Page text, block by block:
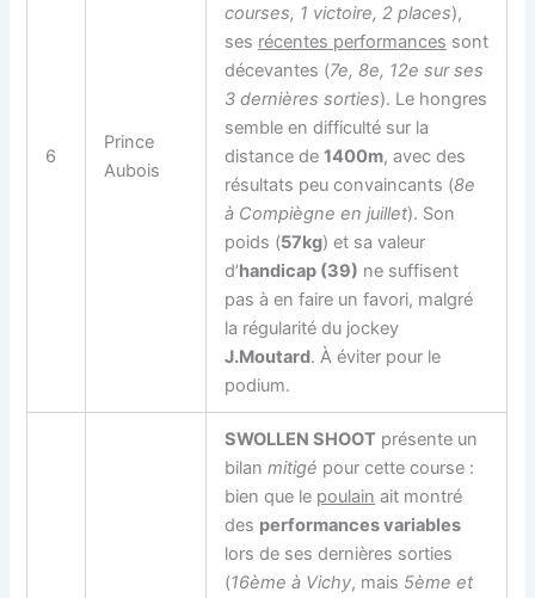
6
Prince
Aubois
courses, 1 victoire, 2 places),
ses récentes performances sont
décevantes (7e, 8e, 12e sur ses
3 dernières sorties). Le hongres
semble en difficulté sur la
distance de1400m, avec des
résultats peu convaincants (8e
à Compiègne en juillet). Son
poids (57kg) et sa valeur
d’handicap (39) ne suffisent
pas à en faire un favori, malgré
la régularité du jockey
J.Moutard. À éviter pour le
podium.
SWOLLEN SHOOT présente un
bilanmitigé pour cette course :
bien que le poulain ait montré
des performances variables
lors de ses dernières sorties
(16ème à Vichy, mais 5ème et